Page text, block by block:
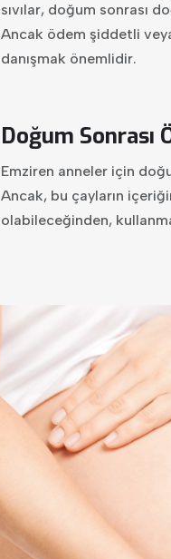
sıvılar, doğum sonrası
Ancak ödem şiddetli
danışmak önemlidir.
Doğum Sonrası
Emziren anneler için
Ancak, bu çayların
olabileceğinden,